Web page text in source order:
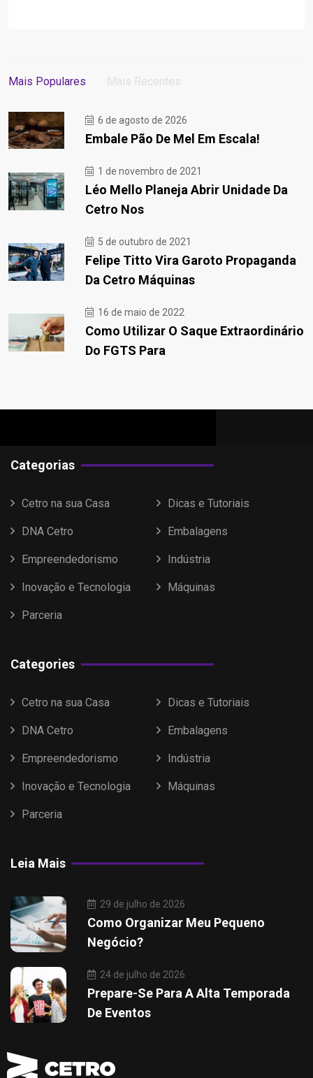
Mais Populares Mais Recentes
6 de agosto de 2026
Embale Pão De Mel Em Escala!
1 de novembro de 2021
Léo Mello Planeja Abrir Unidade Da
Cetro Nos
5 de outubro de 2021
Felipe Titto Vira Garoto Propaganda
Da Cetro Máquinas
16 de maio de 2022
Como Utilizar O Saque Extraordinário
Do FGTS Para
Categorias
Cetro na sua Casa Dicas e Tutoriais
DNA Cetro Embalagens
Empreendedorismo Indústria
Inovação e Tecnologia Máquinas
Parceria
Categories
Cetro na sua Casa Dicas e Tutoriais
DNA Cetro Embalagens
Empreendedorismo Indústria
Inovação e Tecnologia Máquinas
Parceria
Leia Mais
29 de julho de 2026
Como Organizar Meu Pequeno
Negócio?
24 de julho de 2026
Prepare-Se Para A Alta Temporada
De Eventos